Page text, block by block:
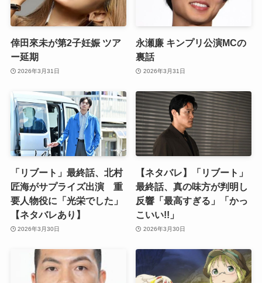
倖田來未が第2子妊娠 ツア
ー延期
2026年3月31日
永瀬廉 キンプリ公演MCの
裏話
2026年3月31日
「リブート」最終話、北村
匠海がサプライズ出演 重
要人物役に「光栄でした」
【ネタバレあり】
2026年3月30日
【ネタバレ】「リブート」
最終話、真の味方が判明し
反響「最高すぎる」「かっ
こいい!!」
2026年3月30日